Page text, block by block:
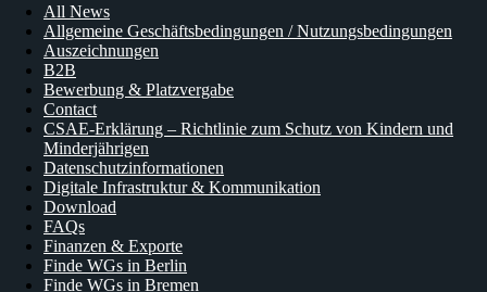
All News
Allgemeine Geschäftsbedingungen / Nutzungsbedingungen
Auszeichnungen
B2B
Bewerbung & Platzvergabe
Contact
CSAE-Erklärung – Richtlinie zum Schutz von Kindern und
Minderjährigen
Datenschutzinformationen
Digitale Infrastruktur & Kommunikation
Download
FAQs
Finanzen & Exporte
Finde WGs in Berlin
Finde WGs in Bremen